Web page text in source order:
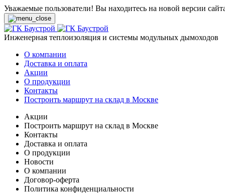
Уважаемые пользователи! Вы находитесь на новой версии
Инженерная теплоизоляция и системы модульных дымоходов
О компании
Доставка и оплата
Акции
О продукции
Контакты
Построить маршрут на склад в Москве
Акции
Построить маршрут на склад в Москве
Контакты
Доставка и оплата
О продукции
Новости
О компании
Договор-оферта
Политика конфиденциальности